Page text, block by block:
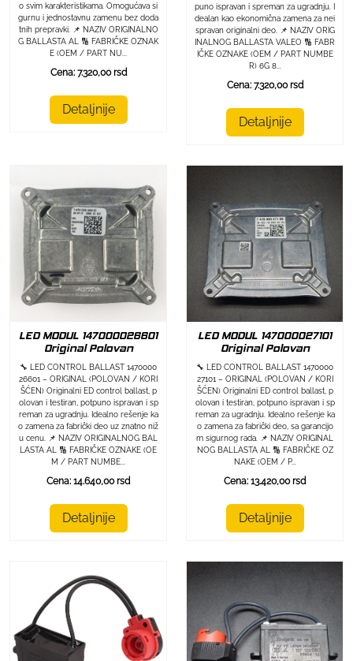
o svim karakteristikama. Omogućava si
gurnu i jednostavnu zamenu bez doda
tnih prepravki. 📌 NAZIV ORIGINALNO
G BALLASTA AL 🔢 FABRIČKE OZNAK
E (OEM / PART NU...
Cena: 7.320,00 rsd
Detaljnije
puno ispravan i spreman za ugradnju. I
dealan kao ekonomična zamena za nei
spravan originalni deo. 📌 NAZIV ORIG
INALNOG BALLASTA VALEO 🔢 FABR
IČKE OZNAKE (OEM / PART NUMBE
R) 6G 8...
Cena: 7.320,00 rsd
Detaljnije
LED MODUL 147000026601
Original Polovan
🔧 LED CONTROL BALLAST 1470000
26601 – ORIGINAL (POLOVAN / KORI
ŠĆEN) Originalni ED control ballast, p
olovan i testiran, potpuno ispravan i sp
reman za ugradnju. Idealno rešenje ka
o zamena za fabrički deo uz znatno niž
u cenu. 📌 NAZIV ORIGINALNOG BAL
LASTA AL 🔢 FABRIČKE OZNAKE (OE
M / PART NUMBE...
Cena: 14.640,00 rsd
Detaljnije
LED MODUL 147000027101
Original Polovan
🔧 LED CONTROL BALLAST 1470000
27101 – ORIGINAL (POLOVAN / KORI
ŠĆEN) Originalni ED control ballast, p
olovan i testiran, potpuno ispravan i sp
reman za ugradnju. Idealno rešenje ka
o zamena za fabrički deo, sa garancijo
m sigurnog rada. 📌 NAZIV ORIGINAL
NOG BALLASTA AL 🔢 FABRIČKE OZ
NAKE (OEM / P...
Cena: 13.420,00 rsd
Detaljnije